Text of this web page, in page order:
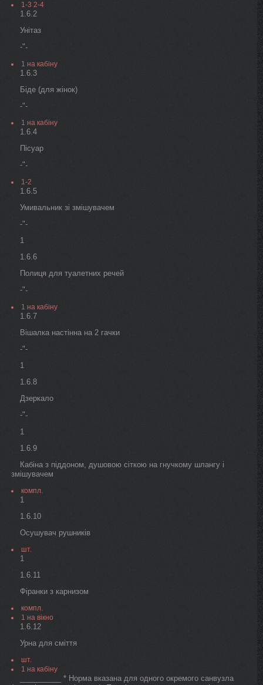
1-3 2-4
1.6.2
Унітаз
-"-
1 на кабіну
1.6.3
Біде (для жінок)
-"-
1 на кабіну
1.6.4
Пісуар
-"-
1-2
1.6.5
Умивальник зі змішувачем
-"-
1
1.6.6
Полиця для туалетних речей
-"-
1 на кабіну
1.6.7
Вішалка настінна на 2 гачки
-"-
1
1.6.8
Дзеркало
-"-
1
1.6.9
Кабіна з піддоном, душовою сіткою на гнучкому шлангу і
змішувачем
компл.
1
1.6.10
Осушувач рушників
шт.
1
1.6.11
Фіранки з карнизом
компл.
1 на вікно
1.6.12
Урна для сміття
шт.
1 на кабіну
__________ * Норма вказана для одного окремого санвузла